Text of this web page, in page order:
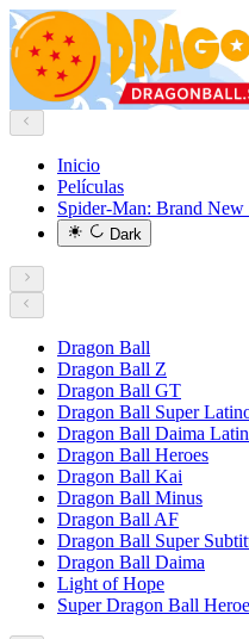
Inicio
Películas
Spider-Man: Brand New
Dark
Dragon Ball
Dragon Ball Z
Dragon Ball GT
Dragon Ball Super
Dragon Ball Daima
Dragon Ball Heroes
Dragon Ball Kai
Dragon Ball Minus
Dragon Ball AF
Dragon Ball Super
Dragon Ball Daima
Light of Hope
Super Dragon Ball